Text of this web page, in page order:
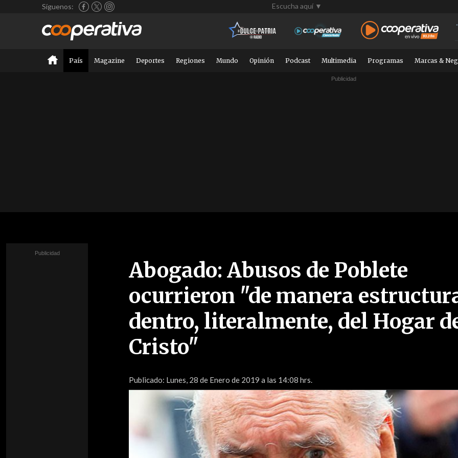
Síguenos: Escucha aquí ▼
País Magazine Deportes Regiones Mundo Opinión Podcast Multimedia Programas Marcas &
Abogado: Abusos de Poblete
ocurrieron "de manera
dentro, literalmente, del Hogar
Cristo"
Publicado: Lunes, 28 de Enero de 2019 a las 14:08 hrs.